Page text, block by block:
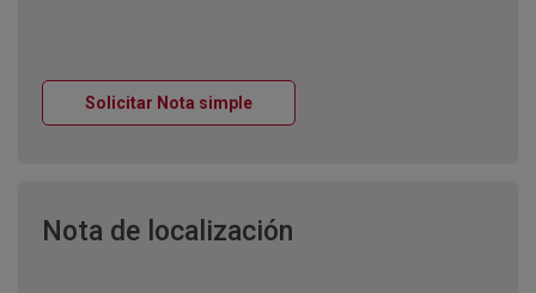
Solicitar Nota simpleVentana nueva
Nota de localización